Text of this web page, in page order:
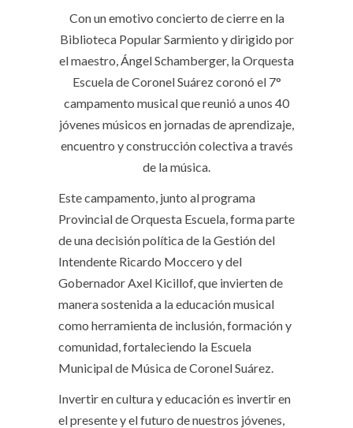
Con un emotivo concierto de cierre en la
Biblioteca Popular Sarmiento y dirigido por
el maestro, Ángel Schamberger, la Orquesta
Escuela de Coronel Suárez coronó el 7°
campamento musical que reunió a unos 40
jóvenes músicos en jornadas de aprendizaje,
encuentro y construcción colectiva a través
de la música.
Este campamento, junto al programa
Provincial de Orquesta Escuela, forma parte
de una decisión política de la Gestión del
Intendente Ricardo Moccero y del
Gobernador Axel Kicillof, que invierten de
manera sostenida a la educación musical
como herramienta de inclusión, formación y
comunidad, fortaleciendo la Escuela
Municipal de Música de Coronel Suárez.
Invertir en cultura y educación es invertir en
el presente y el futuro de nuestros jóvenes,